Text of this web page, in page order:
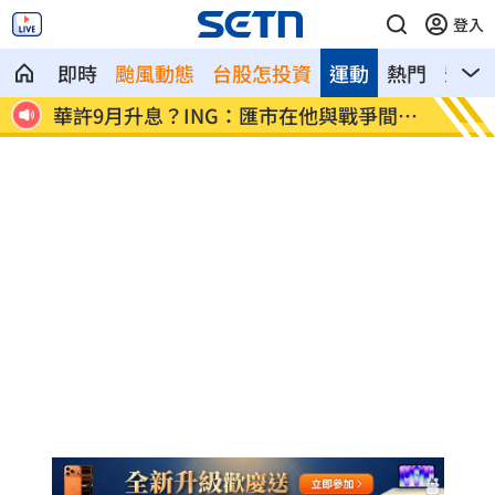
登入
即時 颱風動態 台股怎投資 熱門 影音
運動
9月升息？ING：匯市在他與戰爭間拉 老後離婚財產